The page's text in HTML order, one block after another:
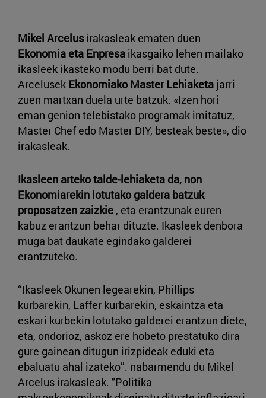
Mikel Arcelusirakasleak ematen duen
Ekonomia eta Enpresa ikasgaiko lehen mailako
ikasleek ikasteko modu berri bat dute.
Arcelusek Ekonomiako Master Lehiaketa jarri
zuen martxan duela urte batzuk. «Izen hori
eman genion telebistako programak imitatuz,
Master Chef edo Master DIY, besteak beste», dio
irakasleak.
Ikasleen arteko talde-lehiaketa da, non
Ekonomiarekin lotutako galdera batzuk
proposatzen zaizkie , eta erantzunak euren
kabuz erantzun behar dituzte. Ikasleek denbora
muga bat daukate egindako galderei
erantzuteko.
“Ikasleek Okunen legearekin, Phillips
kurbarekin, Laffer kurbarekin, eskaintza eta
eskari kurbekin lotutako galderei erantzun diete,
eta, ondorioz, askoz ere hobeto prestatuko dira
gure gainean ditugun irizpideak eduki eta
ebaluatu ahal izateko”. nabarmendu du Mikel
Arcelus irakasleak. "Politika